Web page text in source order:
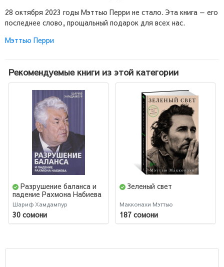
28 октября 2023 годы Мэттью Перри не стало. Эта книга — его
последнее слово, прощальный подарок для всех нас.
Мэттью Перри
Рекомендуемые книги из этой категории
Разрушение баланса и
падение Рахмона Набиева
Шариф Хамдампур
30 сомони
Зеленый свет
Макконахи Мэттью
187 сомони